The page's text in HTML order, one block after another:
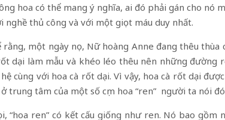
hoa có thể mang ý nghĩa, ai đó phải gán cho nó
nghề thủ công và với một giọt máu duy nhất.
rằng, một ngày nọ, Nữ hoàng Anne đang thêu
dại làm mẫu và khéo léo thêu nên những
cùng với hoa cà rốt dại. Vì vậy, hoa cà rốt dại
trung tâm của một số cụm hoa “ren” người ta nói
“hoa ren” có kết cấu giống như ren. Nó bao